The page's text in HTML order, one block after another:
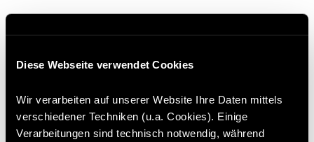
Diese Webseite verwendet Cookies
Wir verarbeiten auf unserer Website Ihre Daten mittels
verschiedener Techniken (u.a. Cookies). Einige
Verarbeitungen sind technisch notwendig, während
CROISSANT AARDBEI